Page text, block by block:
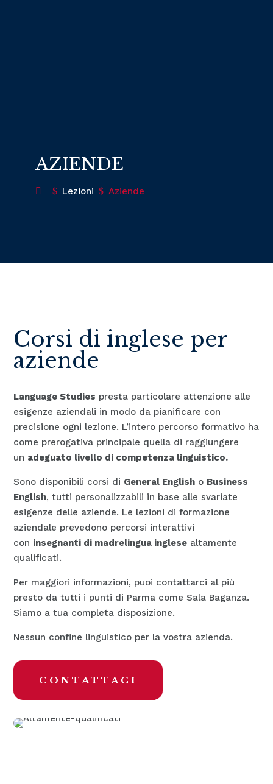
AZIENDE
$ Lezioni $ Aziende
Corsi di inglese per
aziende
Language Studies presta particolare attenzione alle
esigenze aziendali in modo da pianificare con
precisione ogni lezione. L’intero percorso formativo ha
come prerogativa principale quella di raggiungere
un adeguato livello di competenza linguistico.
Sono disponibili corsi di General English o Business
English, tutti personalizzabili in base alle svariate
esigenze delle aziende. Le lezioni di formazione
aziendale prevedono percorsi interattivi
con insegnanti di madrelingua inglese altamente
qualificati.
Per maggiori informazioni, puoi contattarci al più
presto da tutti i punti di Parma come Sala Baganza.
Siamo a tua completa disposizione.
Nessun confine linguistico per la vostra azienda.
CONTATTACI